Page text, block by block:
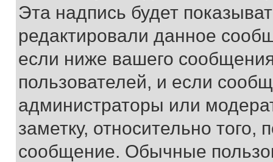
Эта надпись будет
редактировали данное
если ниже вашего
пользователей, и если
администраторы или
заметку, относительно
сообщение. Обычные